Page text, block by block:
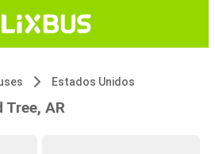
Estados Unidos
AR